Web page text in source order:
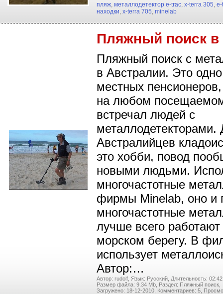
пляж, металлодетектор e-trac, x-terra 305, e-
находки, x-terra 705, minelab
Пляжный поиск в
Пляжный поиск с
в Австралии. Это
местных пенсионеров,
на любом
встречал людей с
металлодетекторами.
Австралийцев
это хобби, повод
новыми людьми.
многочастотные
фирмы Minelab, оно и
многочастотные
лучше всего
морском берегу. В
использует
Автор:…
Автор: rudolf, Язык: Русский, Длительность:
Размер файла: 9.34 Mb, Раздел: Пляжный поиск,
Загружено: 18-12-2010, Комментариев: 5,